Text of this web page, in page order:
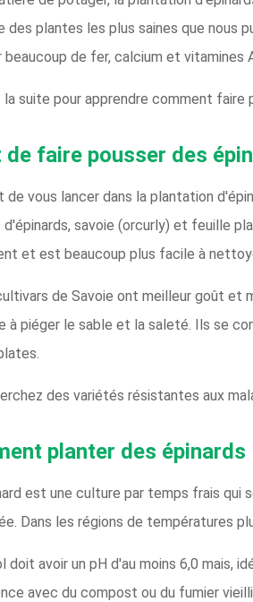
des plantes les plus saines que nous
de fer, calcium et vitamines
la suite pour apprendre comment faire
de faire pousser des
de vous lancer dans la plantation
d'épinards, savoie (orcurly) et feuille
et est beaucoup plus facile à
de Savoie ont meilleur goût et
à piéger le sable et la saleté. Ils se
des variétés résistantes aux
planter des épinards
est une culture par temps frais qui
Dans les régions de températures
doit avoir un pH d'au moins 6,0 mais,
avec du compost ou du fumier